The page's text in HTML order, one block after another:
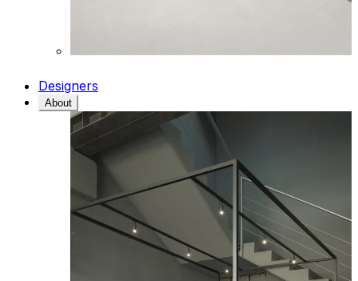
Designers
About